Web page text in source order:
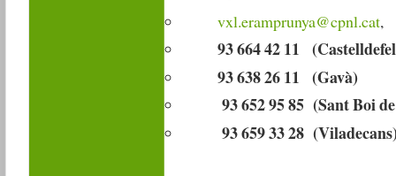
vxl.eramprunya@cpnl.cat,
93 664 42 11
93 638 26 11 (Gavà)
93 652 95 85 (Sant Boi
93 659 33 28